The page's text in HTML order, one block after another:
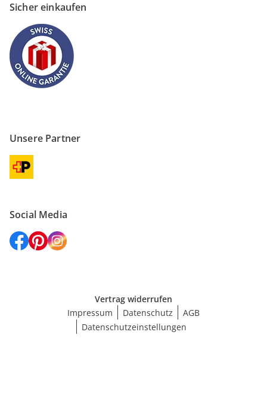
Sicher einkaufen
Unsere Partner
Social Media
Vertrag widerrufen
Impressum
Datenschutz
AGB
Datenschutzeinstellungen